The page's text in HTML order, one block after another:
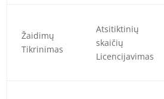
Žaidimų
Tikrinimas
Atsitiktinių
skaičių
Licencijavimas